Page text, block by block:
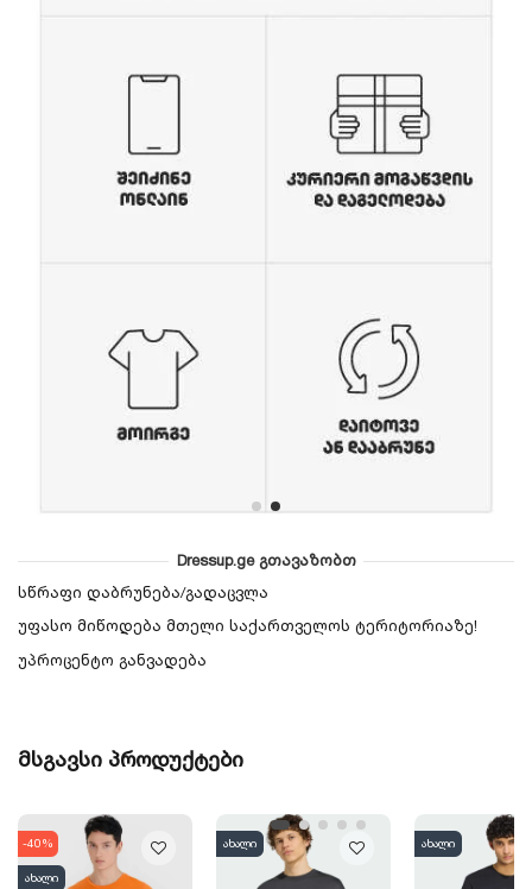
Dressup.ge გთავაზობთ
სწრაფი დაბრუნება/გადაცვლა
უფასო მიწოდება მთელი საქართველოს ტერიტორიაზე!
უპროცენტო განვადება
მსგავსი პროდუქტები
-40%
ახალი
ახალი ახალი